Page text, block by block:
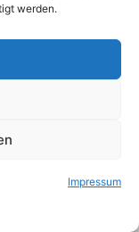
werden.
Impressum